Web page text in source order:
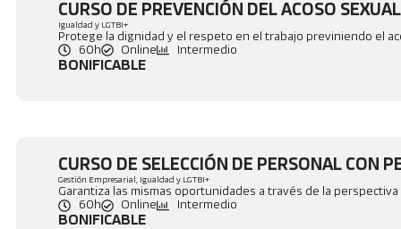
CURSO DE PREVENCIÓN DEL ACOSO
Igualdad y LGTBI+
Protege la dignidad y el respeto en el trabajo previniendo el
60h
Online Intermedio
BONIFICABLE
CURSO DE SELECCIÓN DE PERSONAL CON
Gestión Empresarial, Igualdad y LGTBI+
Garantiza las mismas oportunidades a través de la
60h
Online Intermedio
BONIFICABLE